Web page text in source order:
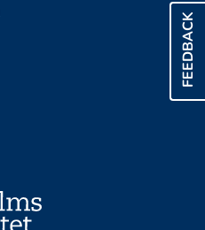
FEEDBACK